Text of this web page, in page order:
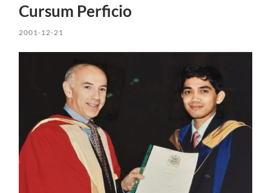
Cursum Perficio
2001-12-21